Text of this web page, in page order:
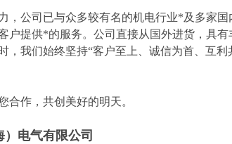
，公司已与众多较有名的机电行业*及多家
户提供*的服务。公司直接从国外进货，具
，我们始终坚持“客户至上、诚信为首、互
合作，共创美好的明天。
）电气有限公司